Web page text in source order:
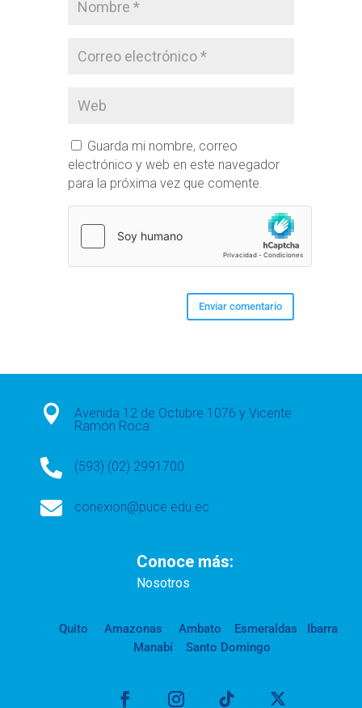
Guarda mi nombre, correo
electrónico y web en este navegador
para la próxima vez que comente.

Avenida 12 de Octubre 1076 y Vicente
Ramón Roca
 (593) (02) 2991700
 conexion@puce.edu.ec
Conoce más:
Nosotros
Quito Amazonas Ambato Esmeraldas
Ibarra
Manabí
Santo Domingo